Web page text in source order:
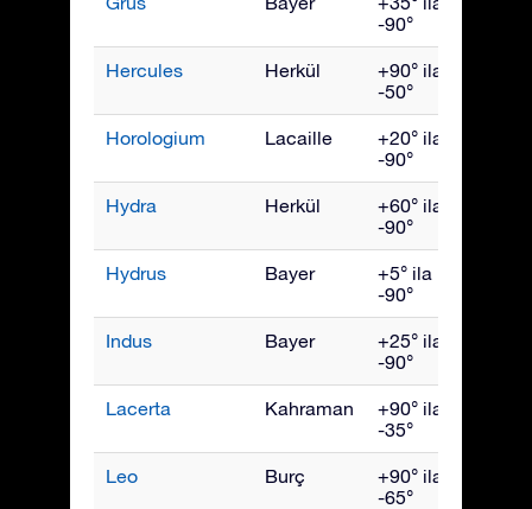
-90°
Hercules Herkül
+90° ila
-50°
Horologium Lacaille
+20° ila
-90°
Hydra Herkül
+60° ila
-90°
Hydrus Bayer
+5° ila
-90°
Indus Bayer
+25° ila
-90°
Lacerta Kahraman
+90° ila
-35°
Leo Burç
+90° ila
-65°